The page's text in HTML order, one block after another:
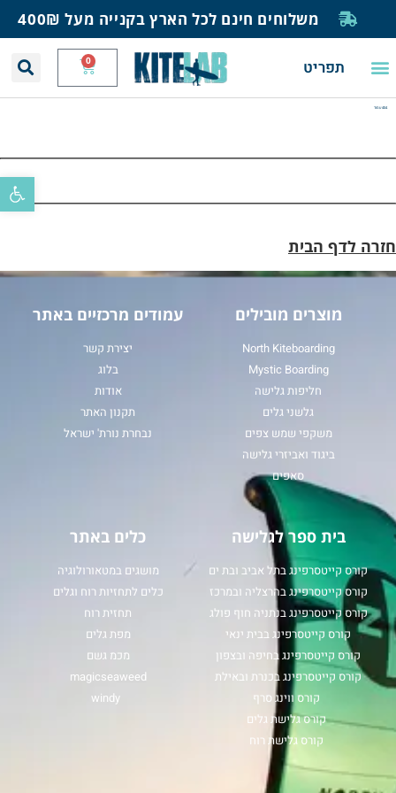
פתח
משלוחים חינם לכל הארץ בקנייה מעל 400₪
תפריט 0
404 עמוד
חזרה לדף הבית
מוצרים מובילים
North Kiteboarding
Mystic Boarding
חליפות גלישה
גלשני גלים
משקפי שמש צפים
ביגוד ואביזרי גלישה
סאפים
עמודים מרכזיים באתר
יצירת קשר
בלוג
אודות
תקנון האתר
נבחרת נורת' ישראל
בית ספר לגלישה
קורס קייטסרפינג בתל אביב ובת ים
קורס קייטסרפינג בהרצליה ובמרכז
קורס קייטסרפינג בנתניה חוף פולג
קורס קייטסרפינג בבית ינאי
קורס קייטסרפינג בחיפה ובצפון
קורס קייטסרפינג בכנרת ובאילת
קורס ווינג סרף
קורס גלישת גלים
קורס גלישת רוח
כלים באתר
מושגים במטאורולוגיה
כלים לתחזיות רוח וגלים
תחזית רוח
מפת גלים
מכמ גשם
magicseaweed
windy